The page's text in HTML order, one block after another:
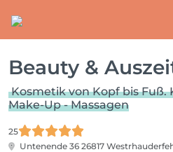
Beauty &
Kosmetik von Kopf bis
Make-Up - Massagen
25
Untenende 36 26817